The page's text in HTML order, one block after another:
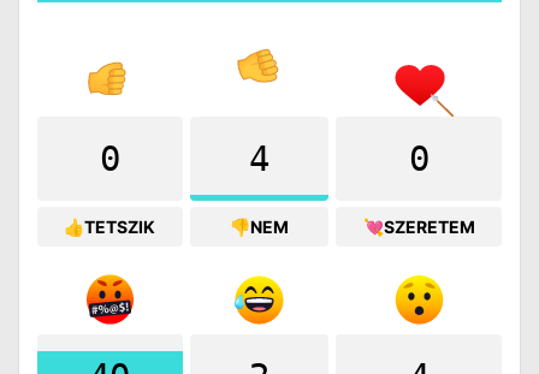
0
👍TETSZIK
4
👎NEM
0
💘SZERETEM